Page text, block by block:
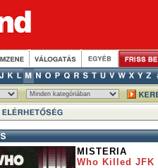
MISTERIA
Who Killed JFK